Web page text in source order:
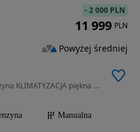
999 cm3 • 75 KM • 1.0 PROSTA benzyna KLIMATYZACJA piękna czarna PEREŁKA
Manualna
-2 000 PLN
11 999 PLN
Powyżej średniej